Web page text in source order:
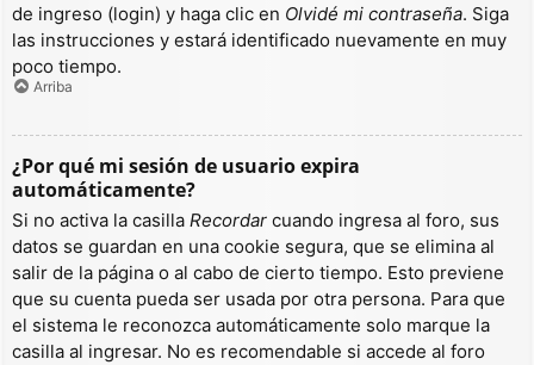
de ingreso (login) y haga clic en Olvidé mi contraseña. Siga
las instrucciones y estará identificado nuevamente en muy
poco tiempo.
Arriba
¿Por qué mi sesión de usuario expira
automáticamente?
Si no activa la casilla Recordar cuando ingresa al foro, sus
datos se guardan en una cookie segura, que se elimina al
salir de la página o al cabo de cierto tiempo. Esto previene
que su cuenta pueda ser usada por otra persona. Para que
el sistema le reconozca automáticamente solo marque la
casilla al ingresar. No es recomendable si accede al foro